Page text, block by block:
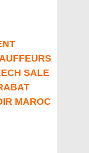
SALE
MAROC